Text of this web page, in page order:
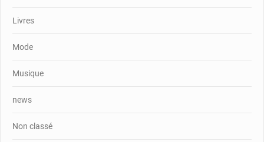
Livres
Mode
Musique
news
Non classé